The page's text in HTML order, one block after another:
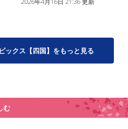
ックス【四国】をもっと見る
む